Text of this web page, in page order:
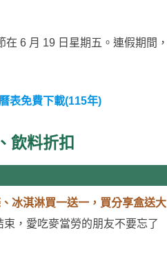
在 6 月 19 日星期五。連假期間，
表免費下載(115年)
飲料折扣
冰淇淋買一送一，買分享盒送大
，愛吃麥當勞的朋友不要忘了